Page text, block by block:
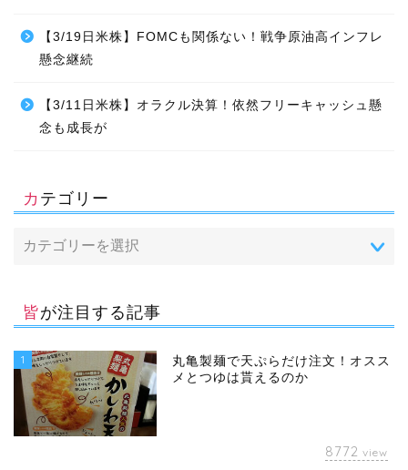
【3/19日米株】FOMCも関係ない！戦争原油高インフレ
懸念継続
【3/11日米株】オラクル決算！依然フリーキャッシュ懸
念も成長が
カテゴリー
皆が注目する記事
1
丸亀製麺で天ぷらだけ注文！オスス
メとつゆは貰えるのか
8772 view